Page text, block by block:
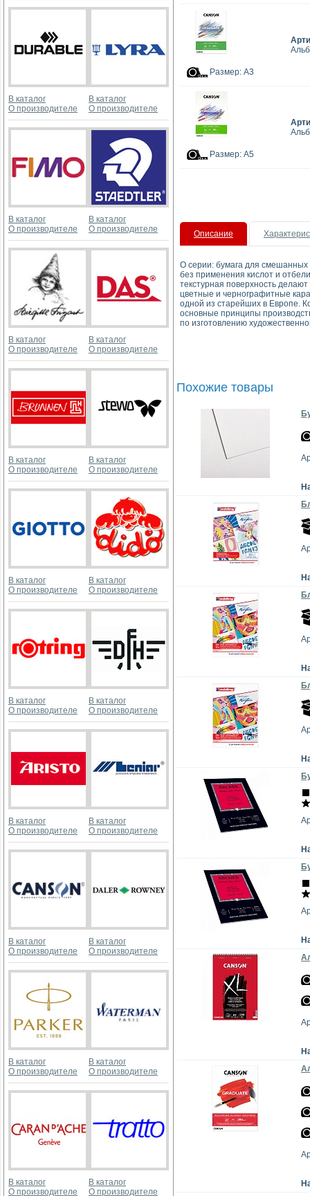
В каталог
О производителе
В каталог
О производителе
В каталог
О производителе
В каталог
О производителе
В каталог
О производителе
В каталог
О производителе
В каталог
О производителе
В каталог
О производителе
В каталог
О производителе
В каталог
О производителе
В каталог
О производителе
В каталог
О производителе
В каталог
О производителе
В каталог
О производителе
В каталог
О производителе
В каталог
О производителе
В каталог
О производителе
В каталог
О производителе
В каталог
О производителе
В каталог
О производителе
Размер: А3
Размер: А5
Описание
О серии: бумага для смешанных
без применения кислот и
текстурная поверхность
цветные и чернографитные
одной из старейших в Европе.
основные принципы
по изготовлению
Похожие товары